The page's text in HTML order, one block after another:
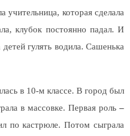
которая сделала
клубок постоянно падал. И
гулять водила. Сашенька
в 10-м классе. В город был
в массовке. Первая роль –
по кастрюле. Потом сыграла